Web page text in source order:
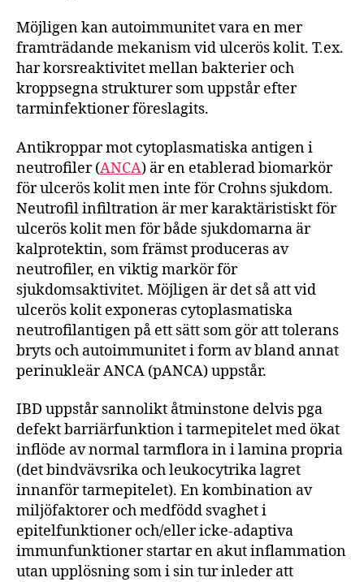
Möjligen kan autoimmunitet vara en mer
framträdande mekanism vid ulcerös kolit. T.ex.
har korsreaktivitet mellan bakterier och
kroppsegna strukturer som uppstår efter
tarminfektioner föreslagits.
Antikroppar mot cytoplasmatiska antigen i
neutrofiler (ANCA) är en etablerad biomarkör
för ulcerös kolit men inte för Crohns sjukdom.
Neutrofil infiltration är mer karaktäristiskt för
ulcerös kolit men för både sjukdomarna är
kalprotektin, som främst produceras av
neutrofiler, en viktig markör för
sjukdomsaktivitet. Möjligen är det så att vid
ulcerös kolit exponeras cytoplasmatiska
neutrofilantigen på ett sätt som gör att tolerans
bryts och autoimmunitet i form av bland annat
perinukleär ANCA (pANCA) uppstår.
IBD uppstår sannolikt åtminstone delvis pga
defekt barriärfunktion i tarmepitelet med ökat
inflöde av normal tarmflora in i lamina propria
(det bindvävsrika och leukocytrika lagret
innanför tarmepitelet). En kombination av
miljöfaktorer och medfödd svaghet i
epitelfunktioner och/eller icke-adaptiva
immunfunktioner startar en akut inflammation
utan upplösning som i sin tur inleder att